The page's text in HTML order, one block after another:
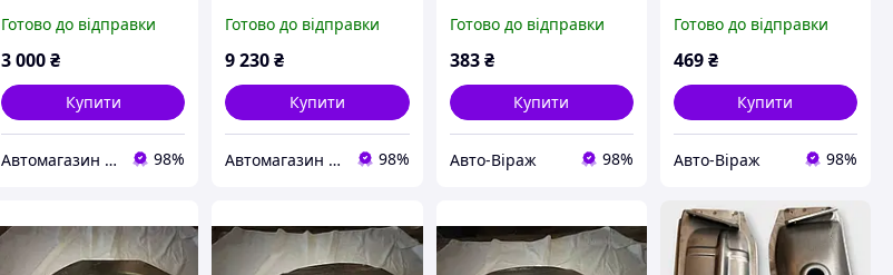
Готово до відправки
3 000₴
Купити
Автомагазин "Лонжерон" 98%
Готово до відправки
9 230₴
Купити
Автомагазин "Лонжерон" 98%
Готово до відправки
383 ₴
Купити
Авто-Віраж 98%
Готово до відправки
469₴
Купити
Авто-Віраж 98%